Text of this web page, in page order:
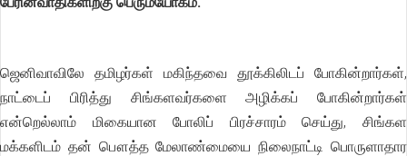
ஜெனிவாவிலே தமிழர்கள் மகிந்தவை தூக்கிலிடப் போகின்றார்கள்,
நாட்டைப் பிரித்து சிங்களவர்களை அழிக்கப் போகின்றார்கள்
என்றெல்லாம் மிகையான போலிப் பிரச்சாரம் செய்து, சிங்கள
மக்களிடம் தன் பௌத்த மேலாண்மையை நிலைநாட்டி பொருளாதார